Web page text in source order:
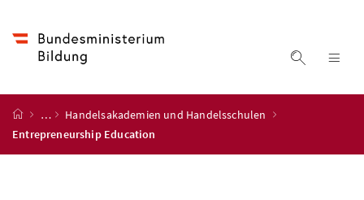
Suche
Startseite
…
Handelsakademien und Handelsschulen
Entrepreneurship Education